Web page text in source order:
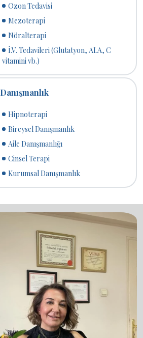
Ozon Tedavisi
Mezoterapi
Nöralterapi
İ.V. Tedavileri (Glutatyon, ALA, C
vitamini vb.)
Danışmanlık
Hipnoterapi
Bireysel Danışmanlık
Aile Danışmanlığı
Cinsel Terapi
Kurumsal Danışmanlık